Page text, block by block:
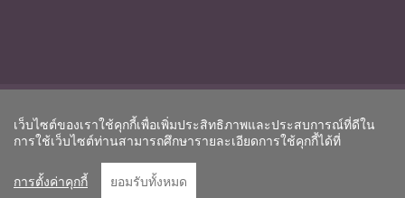
เว็บไซต์ของเราใช้คุกกี้เพื่อเพิ่มประสิทธิภาพและประสบการณ์ที่ดีใน
การใช้เว็บไซต์ท่านสามารถศึกษารายละเอียดการใช้คุกกี้ได้ที่
การตั้งค่าคุกกี้ ยอมรับทั้งหมด
© Copyright สถาบันวิจัย พัฒนา และสาธิตการศึกษา
มหาวิทยาลัยศรีนครินทรวิโรฒ. All Rights Reserved.